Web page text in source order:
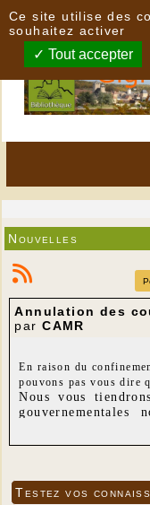
Nouvelles
Annulation des
parCAMR
En raison du
pouvons pas vous dire
Nous vous
gouvernementales
Restons
Testez vos
Ce site utilise des
souhaitez activer
Tout accepter